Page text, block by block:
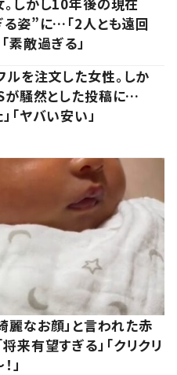
姿”に…「2人とも遠回
素敵過ぎる」
ルを注文した女性。しか
が騒然とした投稿に…
「ヤバい安い」
麗なお顔」と言われた赤
来有望すぎる」「クリクリ
」